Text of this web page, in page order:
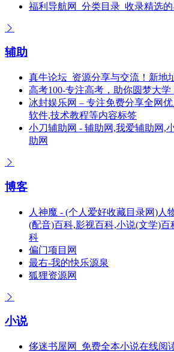
福利导航网_分类目录_收录精选
辅助
真牛论坛_资源分享与交流！新地
高考100-专注高考，助你圆梦大学
冰封娱乐网 – 专注免费分享全网
软件,技术教程等内容标签
小刀辅助网 - 辅助网,我爱辅助网,
助网
博客
人神魔 - (个人爱好收藏目录网)人
(配音)百科,影视百科,小说(文学)
科
偏门项目网
最右-我的快乐源泉
狐狸资源网
小说
侈迷书屋网_免费全本小说在线阅